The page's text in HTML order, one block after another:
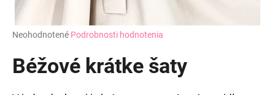
Priemerné
produktu
je
Neohodnotené Podrobnosti hodnotenia
Béžové krátke šaty